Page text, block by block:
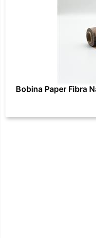
Bobina Paper Fibra